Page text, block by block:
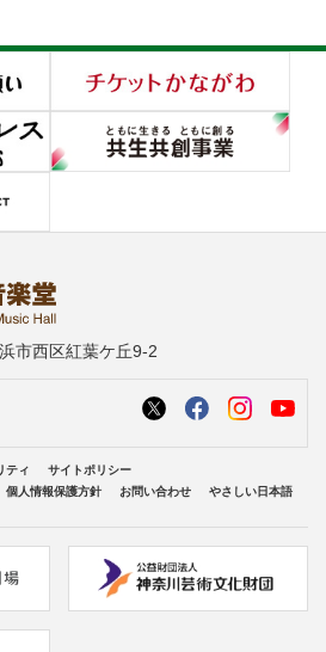
市西区紅葉ケ丘9-2
ティ
サイトポリシー
個人情報保護方針 お問い合わせ やさしい日本語